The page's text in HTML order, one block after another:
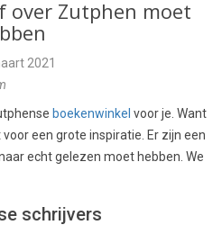
over Zutphen moet
2021
boekenwinkel voor je. Want
een grote inspiratie. Er zijn een
echt gelezen moet hebben. We
schrijvers